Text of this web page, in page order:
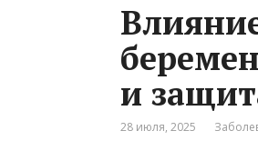
и
28 июля, 2025